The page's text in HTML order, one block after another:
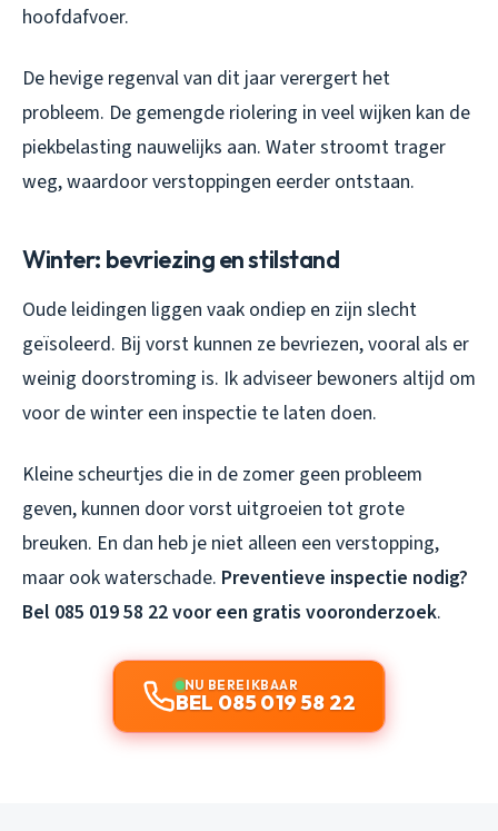
hoofdafvoer.
De hevige regenval van dit jaar verergert het
probleem. De gemengde riolering in veel wijken kan de
piekbelasting nauwelijks aan. Water stroomt trager
weg, waardoor verstoppingen eerder ontstaan.
Winter: bevriezing en stilstand
Oude leidingen liggen vaak ondiep en zijn slecht
geïsoleerd. Bij vorst kunnen ze bevriezen, vooral als er
weinig doorstroming is. Ik adviseer bewoners altijd om
voor de winter een inspectie te laten doen.
Kleine scheurtjes die in de zomer geen probleem
geven, kunnen door vorst uitgroeien tot grote
breuken. En dan heb je niet alleen een verstopping,
maar ook waterschade. Preventieve inspectie nodig?
Bel 085 019 58 22 voor een gratis vooronderzoek.
NU BEREIKBAAR
BEL 085 019 58 22